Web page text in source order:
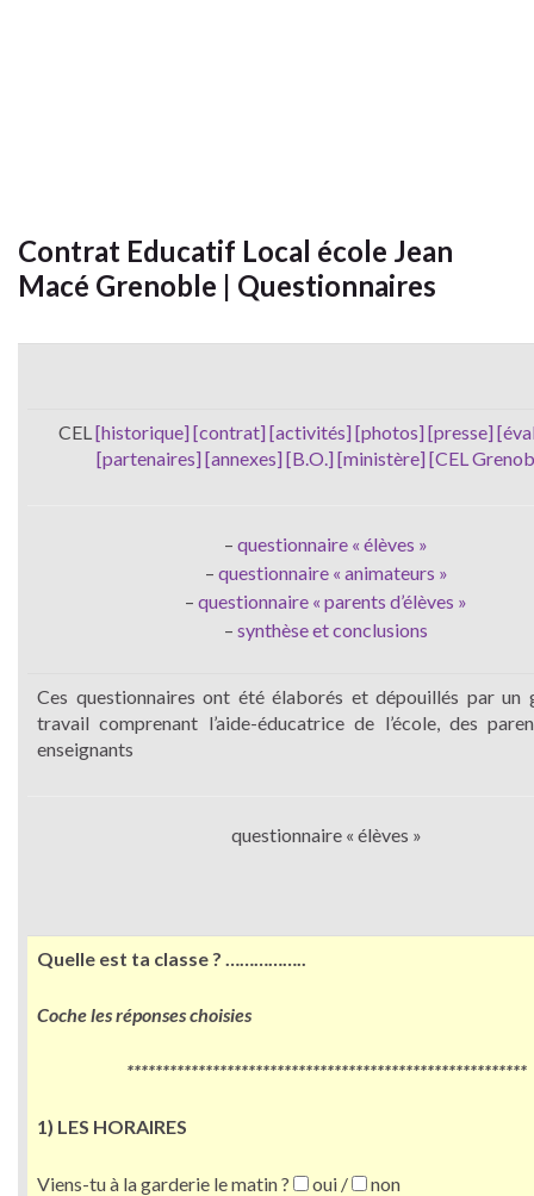
Contrat Educatif Local école Jean
Macé Grenoble | Questionnaires
CEL [historique][contrat][activités][photos][presse]
[partenaires][annexes][B.O.][ministère][CEL
– questionnaire « élèves »
– questionnaire « animateurs »
– questionnaire « parents d’élèves »
– synthèse et conclusions
Ces questionnaires ont été élaborés et dépouillés par un
travail comprenant l’aide-éducatrice de l’école, des
enseignants
questionnaire « élèves »
Quelle est ta classe ? ……………..
Coche les réponses choisies
********************************************************
1) LES HORAIRES
Viens-tu à la garderie le matin ? oui / non